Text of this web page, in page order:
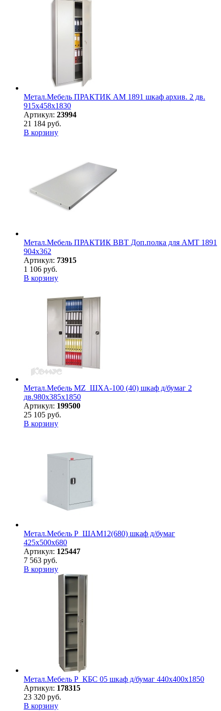
Метал.Мебель ПРАКТИК АМ 1891 шкаф архив. 2 дв.
915х458х1830
Артикул: 23994
21 184 руб.
В корзину
Метал.Мебель ПРАКТИК BBT Доп.полка для AMT 1891
904х362
Артикул: 73915
1 106 руб.
В корзину
Метал.Мебель MZ_ШХА-100 (40) шкаф д/бумаг 2
дв.980х385х1850
Артикул: 199500
25 105 руб.
В корзину
Метал.Мебель P_ШАМ12(680) шкаф д/бумаг
425х500х680
Артикул: 125447
7 563 руб.
В корзину
Метал.Мебель P_КБC 05 шкаф д/бумаг 440х400х1850
Артикул: 178315
23 320 руб.
В корзину